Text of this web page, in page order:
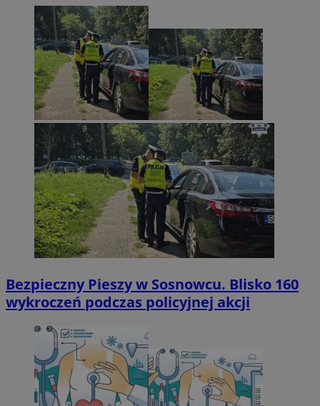
Bezpieczny Pieszy w Sosnowcu. Blisko 160
wykroczeń podczas policyjnej akcji